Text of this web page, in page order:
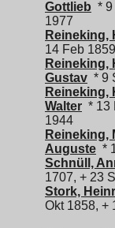
Gottlieb *
1977
Reineking,
14 Feb
Reineking,
Gustav * 9
Reineking,
Walter * 13
1944
Reineking,
Auguste *
Schnüll,
1707, + 23
Stork,
Okt 1858, +